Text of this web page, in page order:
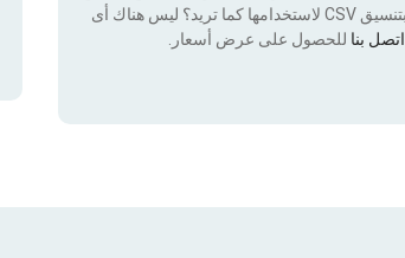
الفيديو) بتنسيق CSV لاستخدامها كما تريد؟ ليس هناك أى
اتصل بنا للحصول على عرض أسعار.